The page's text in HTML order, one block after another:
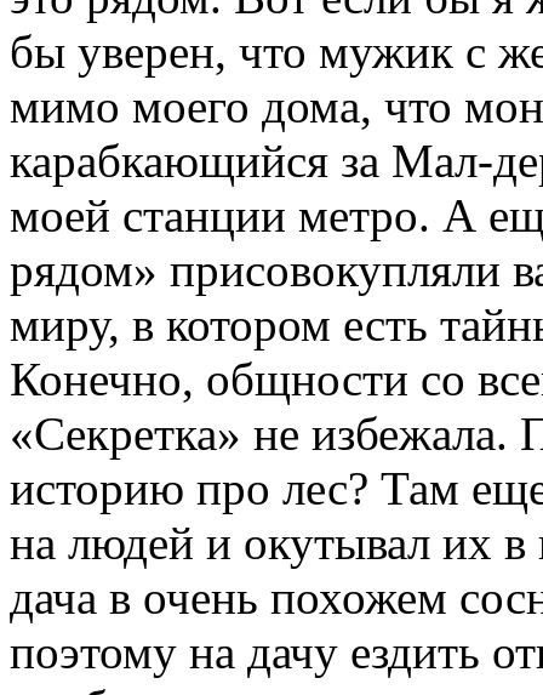
бы уверен, что мужик с
мимо моего дома, что
карабкающийся за Мал-
моей станции метро. А
рядом» присовокупляли
миру, в котором есть
Конечно, общности со
«Секретка» не
историю про лес? Там
на людей и окутывал их
дача в очень похожем
поэтому на дачу ездить